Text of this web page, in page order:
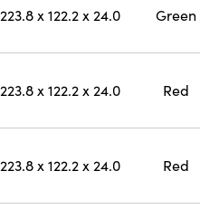
223.8 x 122.2 x 24.0 Green
223.8 x 122.2 x 24.0 Red
223.8 x 122.2 x 24.0 Red